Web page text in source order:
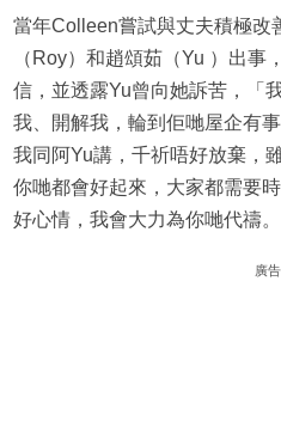
當年Colleen嘗試與丈夫積極改
（Roy）和趙頌茹（Yu ）出事
信，並透露Yu曾向她訴苦，「
我、開解我，輪到佢哋屋企有
我同阿Yu講，千祈唔好放棄，
你哋都會好起來，大家都需要
好心情，我會大力為你哋代禱。
廣告